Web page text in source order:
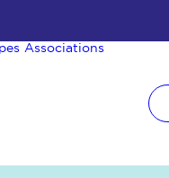
Associations